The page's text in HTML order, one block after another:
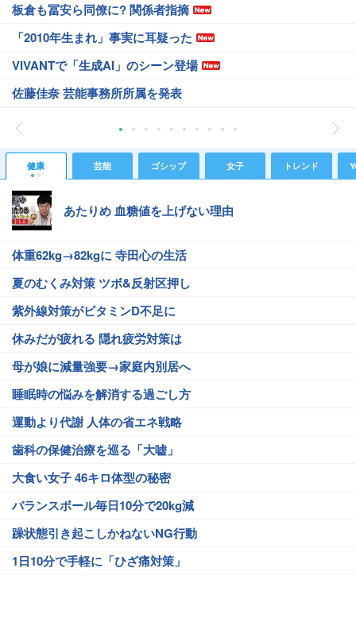
板倉も冨安ら同僚に? 関係者指摘
「2010年生まれ」事実に耳疑った
VIVANTで「生成AI」のシーン登場
佐藤佳奈 芸能事務所所属を発表
健康 芸能 ゴシップ 女子 トレンド
あたりめ 血糖値を上げない理由
体重62kg→82kgに 寺田心の生活
夏のむくみ対策 ツボ&反射区押し
紫外線対策がビタミンD不足に
休みだが疲れる 隠れ疲労対策は
母が娘に減量強要→家庭内別居へ
睡眠時の悩みを解消する過ごし方
運動より代謝 人体の省エネ戦略
歯科の保健治療を巡る「大嘘」
大食い女子 46キロ体型の秘密
バランスボール毎日10分で20kg減
躁状態引き起こしかねないNG行動
1日10分で手軽に「ひざ痛対策」